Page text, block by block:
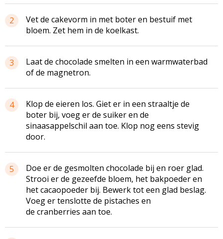
2
Vet de cakevorm in met boter en bestuif met
bloem. Zet hem in de koelkast.
3
Laat de chocolade smelten in een warmwaterbad
of de magnetron.
4
Klop de eieren los. Giet er in een straaltje de
boter bij, voeg er de suiker en de
sinaasappelschil aan toe. Klop nog eens stevig
door.
5
Doe er de gesmolten chocolade bij en roer glad.
Strooi er de gezeefde bloem, het bakpoeder en
het cacaopoeder bij. Bewerk tot een glad beslag.
Voeg er tenslotte de pistaches en
de cranberries aan toe.